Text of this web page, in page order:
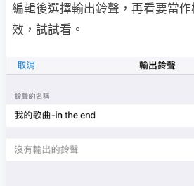
編輯後選擇輸出鈴聲，再看要當
效，試試看。